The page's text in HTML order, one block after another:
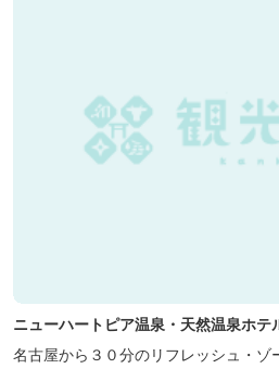
ニューハートピア温泉・天然温泉ホテ
名古屋から３０分のリフレッシュ・ゾ